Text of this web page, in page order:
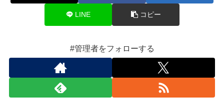
LINE コピー
#管理者をフォローする